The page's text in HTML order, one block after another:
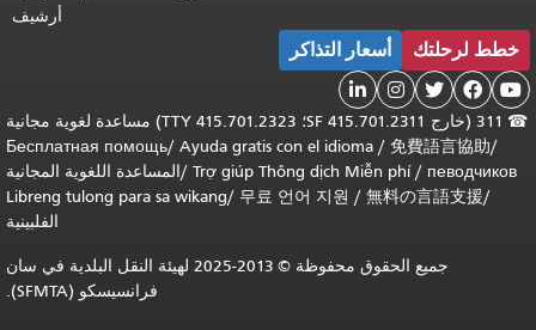
أرشيف
خطط لرحلتك أسعار التذاكر





☎
311 (خارج SF 415.701.2311؛ TTY 415.701.2323) مساعدة لغوية مجانية
/
免費語言協助
/
Ayuda gratis con el idioma
/
Бесплатная помощь
певодчиков
/
Trợ giúp Thông dịch Miễn phí
/المساعدة اللغوية المجانية
/
無料の言語支援
/
무료 언어 지원
/
Libreng tulong para sa wikang
الفلبينية
جميع الحقوق محفوظة © 2013-2025 لهيئة النقل البلدية في سان
فرانسيسكو (SFMTA).